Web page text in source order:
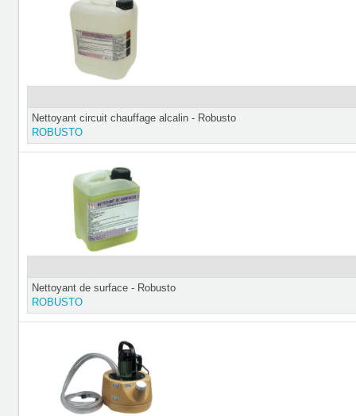
Nettoyant circuit chauffage alcalin - Robusto
ROBUSTO
Nettoyant de surface - Robusto
ROBUSTO